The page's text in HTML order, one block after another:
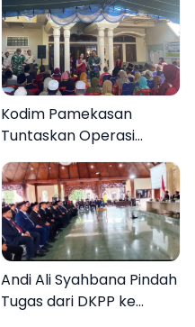
Kodim Pamekasan
Tuntaskan Operasi
Katarak Gratis, 160
Warga Kembali Melihat
Lebih Jelas
Andi Ali Syahbana Pindah
Tugas dari DKPP ke